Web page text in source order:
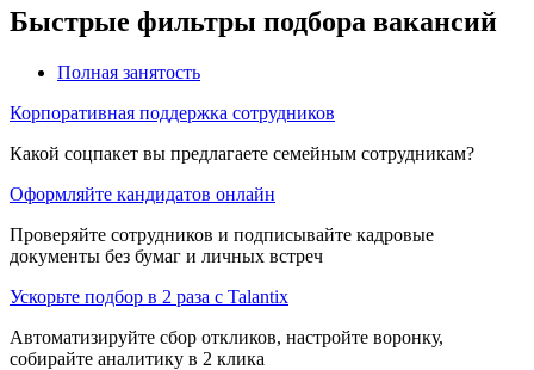
Быстрые фильтры подбора вакансий
Полная занятость
Корпоративная поддержка сотрудников
Какой соцпакет вы предлагаете семейным сотрудникам?
Оформляйте кандидатов онлайн
Проверяйте сотрудников и подписывайте кадровые
документы без бумаг и личных встреч
Ускорьте подбор в 2 раза с Talantix
Автоматизируйте сбор откликов, настройте воронку,
собирайте аналитику в 2 клика